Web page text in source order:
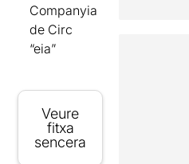
Companyia
de Circ
“eia”
Veure
fitxa
sencera